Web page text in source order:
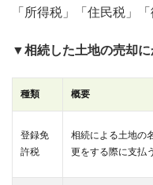
「所得税」「住民税」
▼相続した土地の売却
種類 概要
登録免
許税
相続による土地の
更をする際に支払